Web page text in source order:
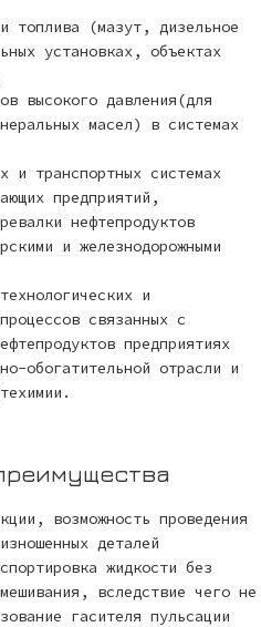
топлива (мазут, дизельное
установках, объектах
высокого давления(для
масел) в системах
и транспортных системах
предприятий,
нефтепродуктов
и железнодорожными
и
связанных с
предприятиях
обогатительной отрасли и
возможность проведения
деталей
жидкости без
вследствие чего не
гасителя пульсации